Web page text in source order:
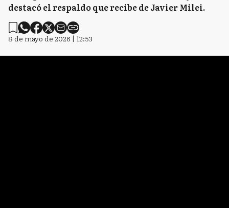
destacó el respaldo que recibe de Javier Milei.
8 de mayo de 2026 | 12:53